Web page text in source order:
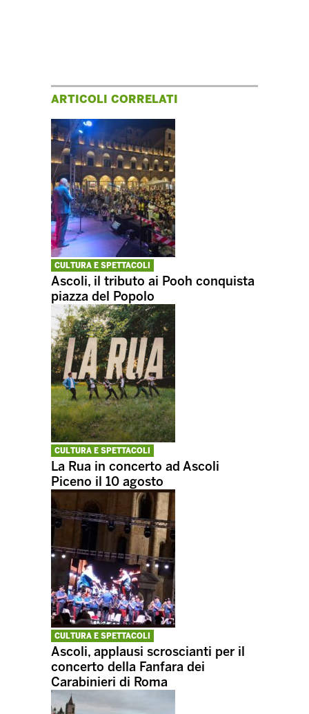
ARTICOLI CORRELATI
CULTURA E SPETTACOLI
Ascoli, il tributo ai Pooh conquista
piazza del Popolo
CULTURA E SPETTACOLI
La Rua in concerto ad Ascoli
Piceno il 10 agosto
CULTURA E SPETTACOLI
Ascoli, applausi scroscianti per il
concerto della Fanfara dei
Carabinieri di Roma